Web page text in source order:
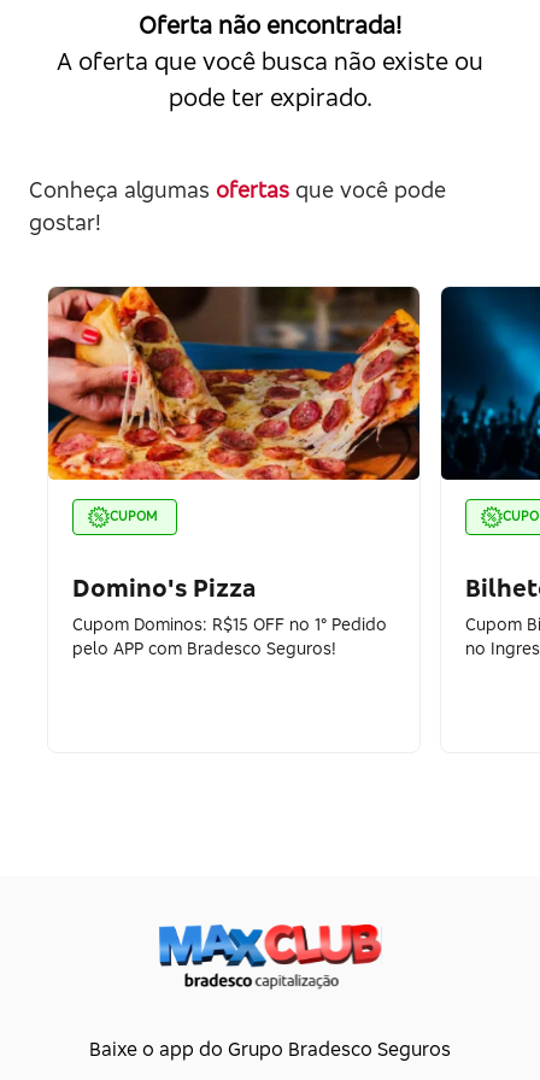
Oferta não encontrada!
A oferta que você busca não existe ou
pode ter expirado.
Conheça algumas ofertas que você pode
gostar!
CUPOM
Domino's Pizza
Cupom Dominos: R$15 OFF no 1° Pedido
pelo APP com Bradesco Seguros!
Cupom
no
Baixe o app do Grupo Bradesco Seguros